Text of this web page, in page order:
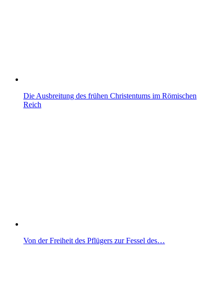
Die Ausbreitung des frühen Christentums im Römischen
Reich
Von der Freiheit des Pflügers zur Fessel des…